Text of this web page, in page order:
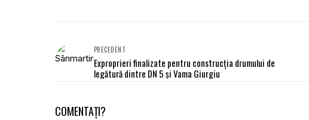
PRECEDENT
Exproprieri finalizate pentru construcția drumului de
legătură dintre DN 5 și Vama Giurgiu
COMENTAȚI?